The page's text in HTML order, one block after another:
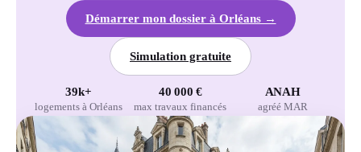
Démarrer mon dossier à Orléans →
Simulation gratuite
39k+
logements à Orléans
40 000 €
max travaux financés
ANAH
agréé MAR